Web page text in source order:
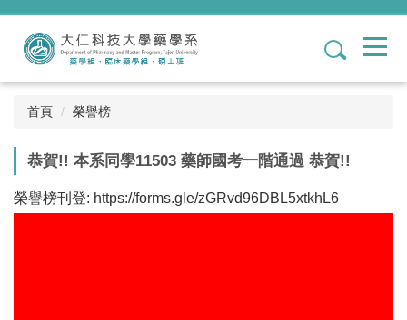
跳
內
1
首頁 榮譽榜
恭賀!! 本系同學11503 藥師國考一階通過 恭賀!!
榮譽榜刊登: https://forms.gle/zGRvd96DBL5xtkhL6